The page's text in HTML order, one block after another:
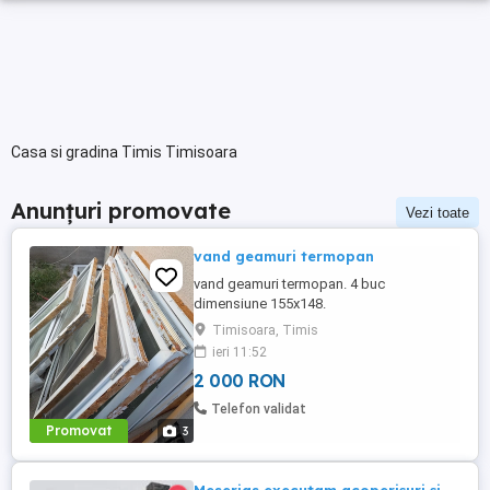
Casa si gradina Timis Timisoara
Anunțuri promovate Vezi toate
Promovat 3
vand geamuri termopan
vand geamuri termopan. 4 buc
dimensiune 155x148.
Timisoara, Timis
ieri 11:52
2 000 RON
Telefon validat